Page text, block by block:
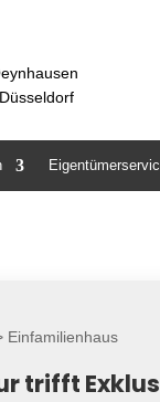
Einfamilienhaus
trifft